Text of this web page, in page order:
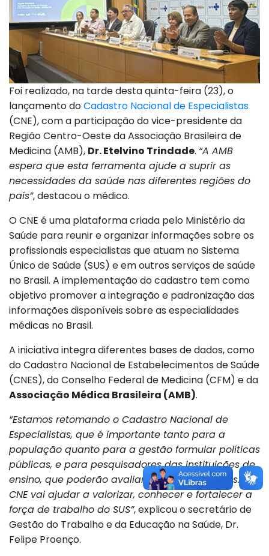
Foi realizado, na tarde desta quinta-feira (23), o
lançamento doCadastro Nacional de Especialistas
(CNE), com a participação do vice-presidente da
Região Centro-Oeste da Associação Brasileira de
Medicina (AMB), Dr. Etelvino Trindade. “A AMB
espera que esta ferramenta ajude a suprir as
necessidades da saúde nas diferentes regiões do
país”, destacou o médico.
O CNE é uma plataforma criada pelo Ministério da
Saúde para reunir e organizar informações sobre os
profissionais especialistas que atuam no Sistema
Único de Saúde (SUS) e em outros serviços de saúde
no Brasil. A implementação do cadastro tem como
objetivo promover a integração e padronização das
informações disponíveis sobre as especialidades
médicas no Brasil.
A iniciativa integra diferentes bases de dados, como
do Cadastro Nacional de Estabelecimentos de Saúde
(CNES), do Conselho Federal de Medicina (CFM) e da
Associação Médica Brasileira (AMB).
“Estamos retomando o Cadastro Nacional de
Especialistas, que é importante tanto para a
população quanto para a gestão formular políticas
públicas, e para pesquisadores das instituições de
ensino, que poderão avaliar essas informações. O
CNE vai ajudar a valorizar, conhecer e fortalecer a
força de trabalho do SUS”, explicou o secretário de
Gestão do Trabalho e da Educação na Saúde, Dr.
Felipe Proenço.